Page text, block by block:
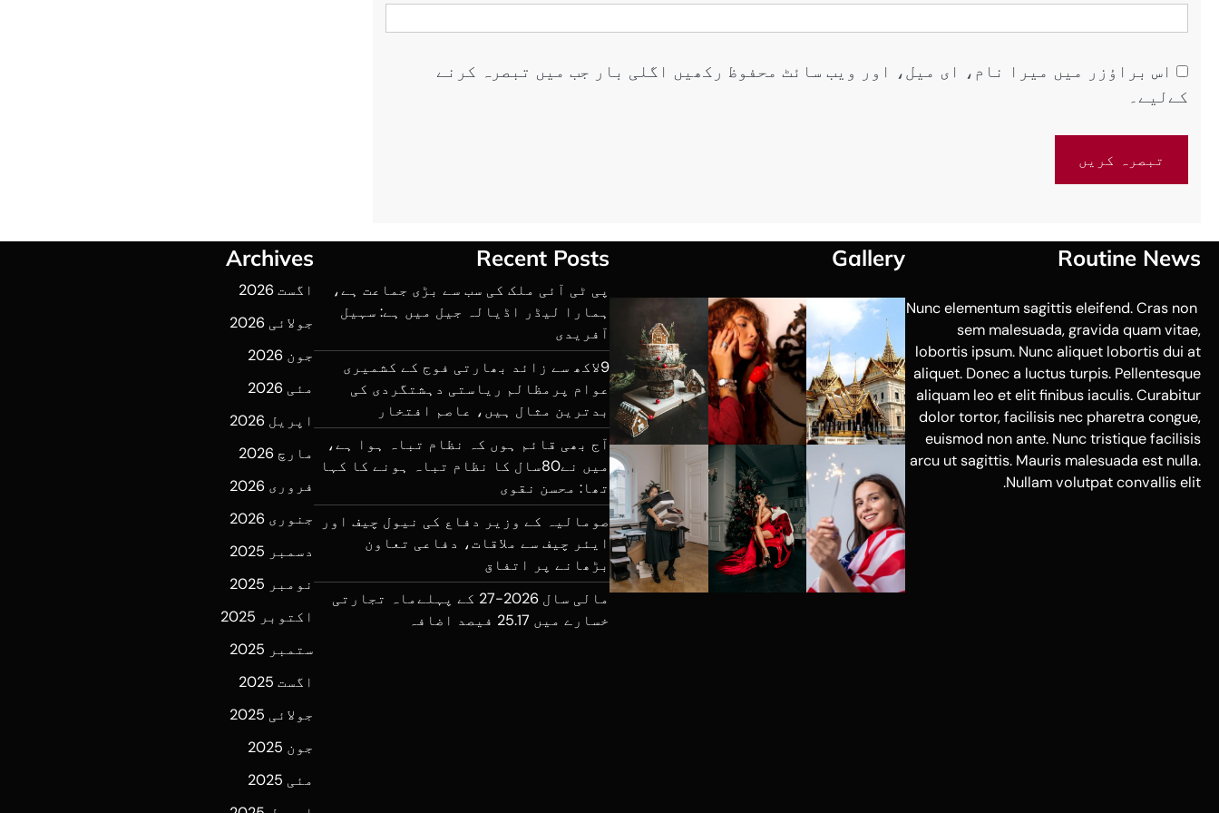
اس براؤزر میں میرا نام، ای میل، اور ویب سائٹ محفوظ رکھیں اگلی بار جب میں تبصرہ کرنے
کےلیے۔
Routine News
Nunc elementum sagittis eleifend. Cras non
sem malesuada, gravida quam vitae,
lobortis ipsum. Nunc aliquet lobortis dui at
aliquet. Donec a luctus turpis. Pellentesque
aliquam leo et elit finibus iaculis. Curabitur
dolor tortor, facilisis nec pharetra congue,
euismod non ante. Nunc tristique facilisis
arcu ut sagittis. Mauris malesuada est nulla.
Nullam volutpat convallis elit.
Gallery
Recent Posts
پی ٹی آئی ملک کی سب سے بڑی جماعت ہے،
ہمارا لیڈر اڈیالہ جیل میں ہے: سہیل
آفریدی
9لاکھ سے زائد بھارتی فوج کے کشمیری
عوام پرمظالم ریاستی دہشتگردی کی
بدترین مثال ہیں، عاصم افتخار
آج بھی قائم ہوں کہ نظام تباہ ہوا ہے،
میں نے80سال کا نظام تباہ ہونے کا کہا
تھا: محسن نقوی
صومالیہ کے وزیر دفاع کی نیول چیف اور
ایئر چیف سے ملاقات، دفاعی تعاون
بڑھانے پر اتفاق
مالی سال 2026-27 کے پہلےماہ تجارتی
خسارے میں 25.17 فیصد اضافہ
Archives
اگست 2026
جولائی 2026
جون 2026
مئی 2026
اپریل 2026
مارچ 2026
فروری 2026
جنوری 2026
دسمبر 2025
نومبر 2025
اکتوبر 2025
ستمبر 2025
اگست 2025
جولائی 2025
جون 2025
مئی 2025